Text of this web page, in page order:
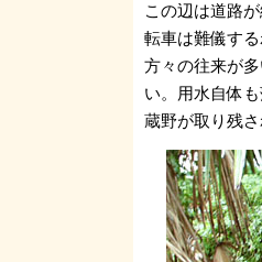
この辺は道路
転車は難儀す
方々の往来が
い。用水自体
蔵野が取り残